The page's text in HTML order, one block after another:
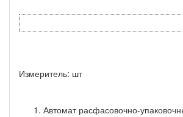
Измеритель: шт
Автомат расфасовочно-